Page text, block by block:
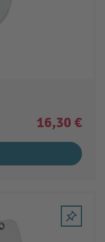
16,30 €